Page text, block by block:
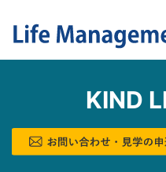
KIND